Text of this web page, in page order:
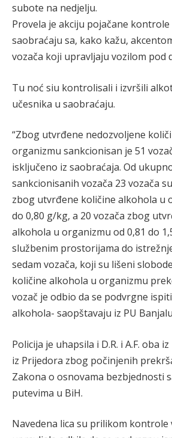
subote na nedjelju.
Provela je akciju pojačane
saobraćaju sa, kako kažu,
vozača koji upravljaju vozilom pod
Tu noć siu kontrolisali i izvršili
učesnika u saobraćaju.
“Zbog utvrđene nedozvoljene
organizmu sankcionisan je 51
isključeno iz saobraćaja. Od
sankcionisanih vozača 23 vozača
zbog utvrđene količine alkohola u
do 0,80 g/kg, a 20 vozača zbog
alkohola u organizmu od 0,81 do
službenim prostorijama do
sedam vozača, koji su lišeni
količine alkohola u organizmu
vozač je odbio da se podvrgne
alkohola- saopštavaju iz PU
Policija je uhapsila i D.R. i A.F. oba
iz Prijedora zbog počinjenih
Zakona o osnovama bezbjednosti
putevima u BiH.
Navedena lica su prilikom kontrole